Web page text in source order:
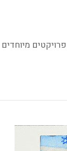
פרויקטים מיוחדים